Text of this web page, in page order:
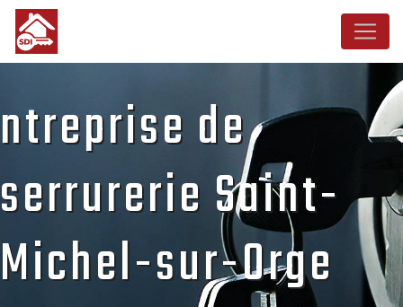
Panneau de gestion des cookies
ntreprise de
serrurerie Saint-
Michel-sur-Orge